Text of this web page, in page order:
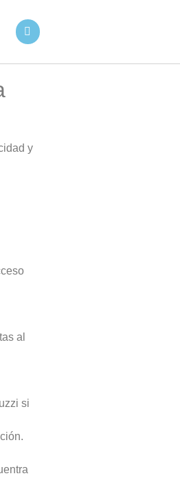
y
al
si